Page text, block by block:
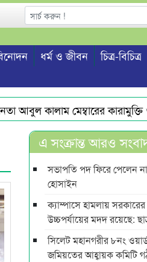
ধর্ম ও জীবন
চিত্র-বিচিত্র
কালাম মেম্বারের কারামুক্তি ও
এ সংক্রান্ত আরও
সভাপতি পদ ফিরে পেলেন
হোসাইন
ক্যাম্পাসে হামলায় সরকারের
উচ্চপর্যায়ের মদদ রয়েছে:
সিলেট মহানগরীর ৮নং
জমিয়তের আহ্বায়ক কমিটি